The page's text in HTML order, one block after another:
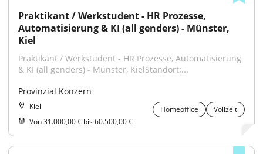
Praktikant / Werkstudent - HR Prozesse,
Automatisierung & KI (all genders) - Münster,
Kiel
Praktikant / Werkstudent - HR Prozesse, Automatisierung
& KI (all genders) - Münster, KielStandort:...
Provinzial Konzern
Kiel Homeoffice
Vollzeit
Von 31.000,00 € bis 60.500,00 €